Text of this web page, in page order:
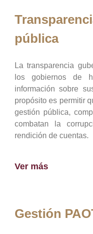
pública
La transparencia
los gobiernos de
información sobre
propósito es permitir
gestión pública,
combatan la
rendición de cuentas.
Ver más
Gestión